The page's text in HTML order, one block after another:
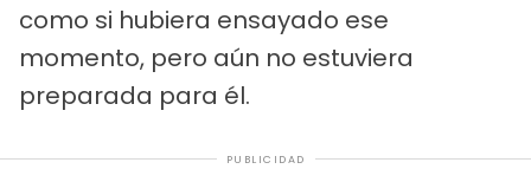
como si hubiera ensayado ese
momento, pero aún no estuviera
preparada para él.
PUBLICIDAD